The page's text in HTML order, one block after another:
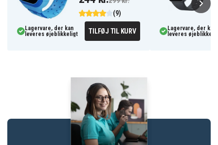
(9)
Lagervare, der kan
leveres øjeblikkeligt
TILFØJ TIL KURV
Lagervare, der kan
leveres